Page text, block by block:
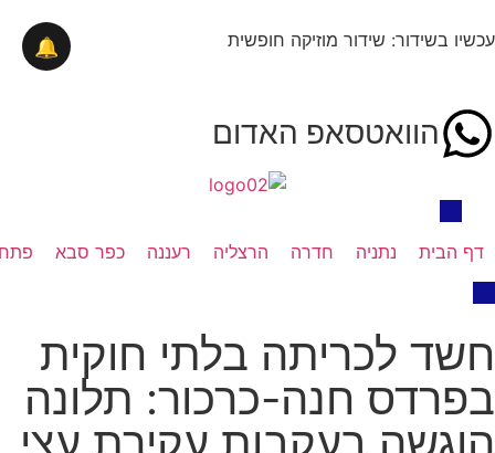
עכשיו בשידור: שידור מוזיקה חופשית
הוואטסאפ האדום
דף הבית נתניה חדרה הרצליה רעננה כפר סבא
חשד לכריתה בלתי חוקית
בפרדס חנה-כרכור: תלונה
הוגשה בעקבות עקירת עצי
🔔